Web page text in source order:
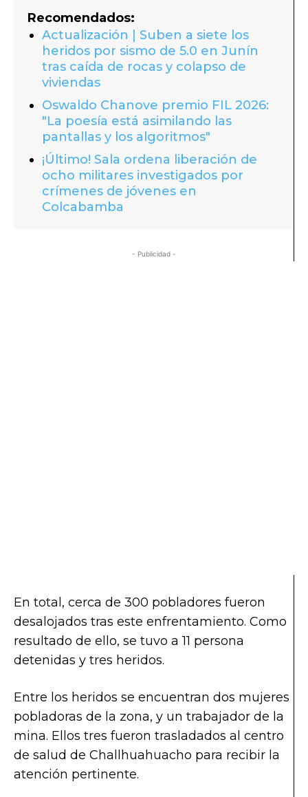
Recomendados:
Actualización | Suben a siete los
heridos por sismo de 5.0 en Junín
tras caída de rocas y colapso de
viviendas
Oswaldo Chanove premio FIL 2026:
"La poesía está asimilando las
pantallas y los algoritmos"
¡Último! Sala ordena liberación de
ocho militares investigados por
crímenes de jóvenes en
Colcabamba
- Publicidad -
En total, cerca de 300 pobladores fueron
desalojados tras este enfrentamiento. Como
resultado de ello, se tuvo a 11 persona
detenidas y tres heridos.
Entre los heridos se encuentran dos mujeres
pobladoras de la zona, y un trabajador de la
mina. Ellos tres fueron trasladados al centro
de salud de Challhuahuacho para recibir la
atención pertinente.